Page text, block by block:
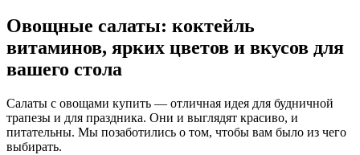
Овощные салаты: коктейль
витаминов, ярких цветов и вкусов для
вашего стола
Салаты с овощами купить — отличная идея для будничной
трапезы и для праздника. Они и выглядят красиво, и
питательны. Мы позаботились о том, чтобы вам было из чего
выбирать.